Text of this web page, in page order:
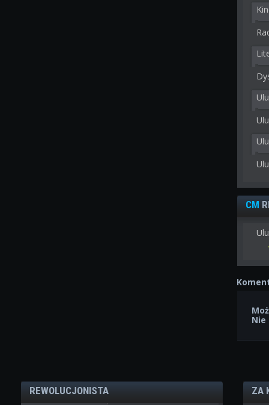
CM
REWOLUCJONISTA ZA